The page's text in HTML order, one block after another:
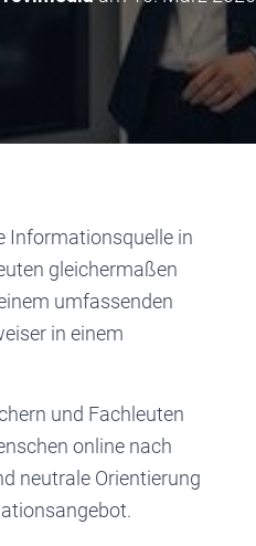
Informationsquelle in
gleichermaßen
umfassenden
in einem
und Fachleuten
online nach
neutrale Orientierung